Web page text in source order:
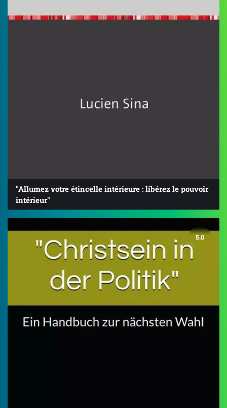
"Allumez votre étincelle intérieure : libérez le pouvoir
intérieur"
5.0